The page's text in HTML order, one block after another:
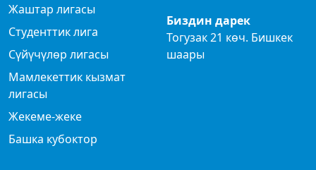
Жаштар лигасы
Студенттик лига
Сүйүчүлөр лигасы
Мамлекеттик кызмат
лигасы
Жекеме-жеке
Башка кубоктор
Биздин дарек
Тогузак 21 көч. Бишкек
шаары